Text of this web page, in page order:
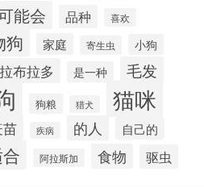
能会 品种 喜欢
狗 家庭 寄生虫 小狗
拉布拉多 是一种 毛发
狗粮 猎犬 猫咪
疾病 的人 自己的
阿拉斯加 食物 驱虫